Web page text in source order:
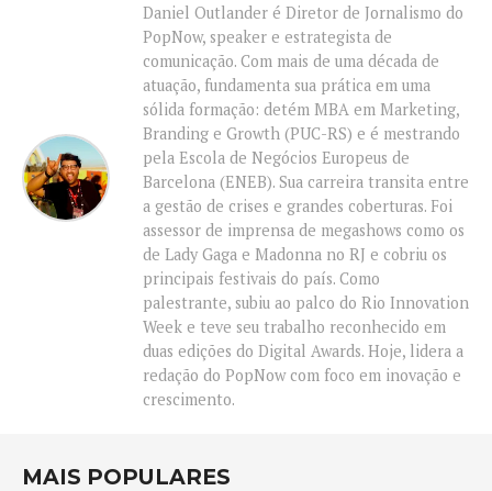
Daniel Outlander é Diretor de Jornalismo do
PopNow, speaker e estrategista de
comunicação. Com mais de uma década de
atuação, fundamenta sua prática em uma
sólida formação: detém MBA em Marketing,
Branding e Growth (PUC-RS) e é mestrando
pela Escola de Negócios Europeus de
Barcelona (ENEB). Sua carreira transita entre
a gestão de crises e grandes coberturas. Foi
assessor de imprensa de megashows como os
de Lady Gaga e Madonna no RJ e cobriu os
principais festivais do país. Como
palestrante, subiu ao palco do Rio Innovation
Week e teve seu trabalho reconhecido em
duas edições do Digital Awards. Hoje, lidera a
redação do PopNow com foco em inovação e
crescimento.
MAIS POPULARES